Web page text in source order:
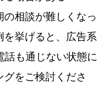
の相談が難しくなっ
挙げると、広告系
話も通じない状態に
をご検討くださ